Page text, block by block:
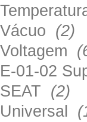
Vácuo (2)
Voltagem
E-01-02
SEAT (2)
Universal